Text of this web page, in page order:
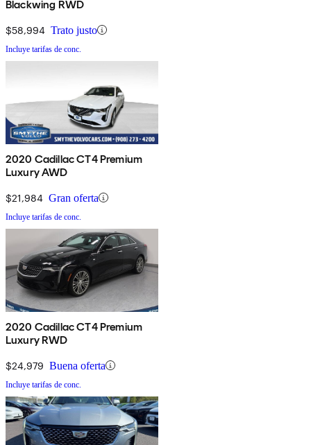
Blackwing RWD
$58,994 Trato justo
Incluye tarifas de conc.
2020 Cadillac CT4 Premium
Luxury AWD
$21,984 Gran oferta
Incluye tarifas de conc.
2020 Cadillac CT4 Premium
Luxury RWD
$24,979 Buena oferta
Incluye tarifas de conc.